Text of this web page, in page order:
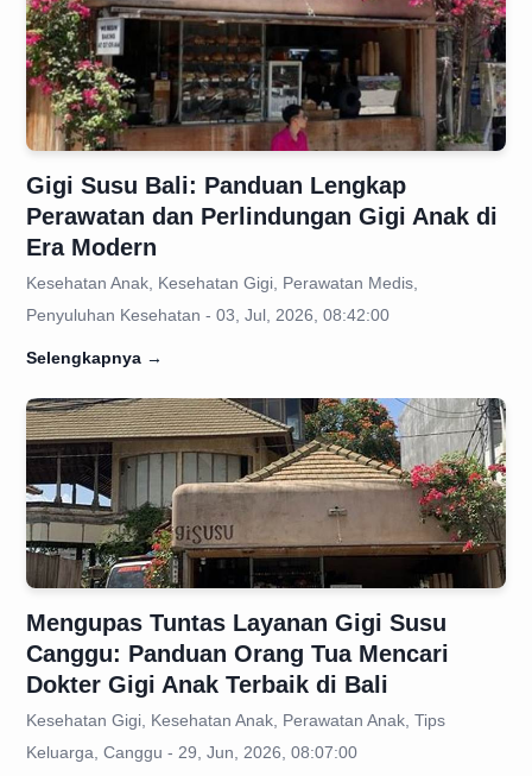
Gigi Susu Bali: Panduan Lengkap
Perawatan dan Perlindungan Gigi Anak di
Era Modern
Kesehatan Anak, Kesehatan Gigi, Perawatan Medis,
Penyuluhan Kesehatan - 03, Jul, 2026, 08:42:00
Selengkapnya →
Mengupas Tuntas Layanan Gigi Susu
Canggu: Panduan Orang Tua Mencari
Dokter Gigi Anak Terbaik di Bali
Kesehatan Gigi, Kesehatan Anak, Perawatan Anak, Tips
Keluarga, Canggu - 29, Jun, 2026, 08:07:00